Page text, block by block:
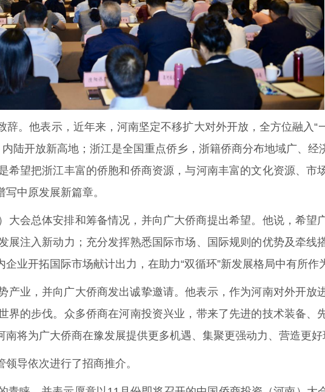
。他表示，近年来，河南坚定不移扩大对外开放，全方位融入“
陆开放新高地；浙江是全国重点侨乡，浙籍侨商分布地域广、
望把浙江丰富的侨胞和侨商资源，与河南丰富的文化资源、市
中原发展新篇章。
会总体安排和筹备情况，并向广大侨商提出希望。他说，希望
注入新动力；充分发挥熟悉国际市场、国际规则的优势及牵线
业开拓国际市场献计出力，在助力“双循环”新发展格局中有所作
业，并向广大侨商发出诚挚邀请。他表示，作为河南对外开放
的步伐。众多侨商在河南投资兴业，带来了先进的技术装备、
将为广大侨商在豫发展提供更多机遇、集聚更强动力、营造更好
导依次进行了招商推介。